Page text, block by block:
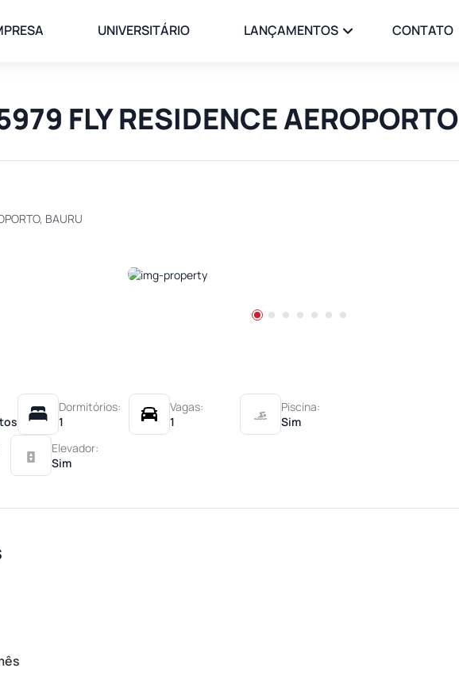
UNIVERSITÁRIO LANÇAMENTOS CONTATO
FLY RESIDENCE AEROPORTO
BAURU
Dormitórios:
1
Vagas:
1
Piscina:
Sim
Elevador:
Sim